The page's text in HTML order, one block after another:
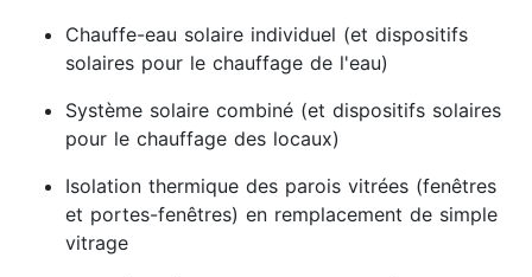
Chauffe-eau solaire individuel (et dispositifs
solaires pour le chauffage de l'eau)
Système solaire combiné (et dispositifs solaires
pour le chauffage des locaux)
Isolation thermique des parois vitrées (fenêtres
et portes-fenêtres) en remplacement de simple
vitrage